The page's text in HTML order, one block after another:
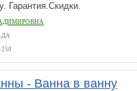
Гарантия.Скидки.
- Ванна в ванну